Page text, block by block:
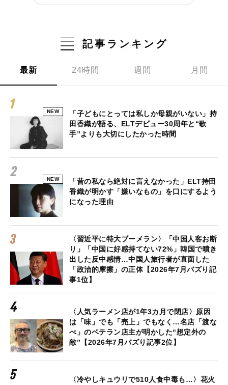
記事ランキング
最新 24時間 週間 月間
NEW
「子どもにとっては私しか母親がいない」持
田香織が語る、ELTデビュー30周年と“歌
手”よりも大切にしたかった時間
NEW
「昔の私なら絶対に言えなかった」ELT持田
香織が明かす「嫌いなもの」を口にするよう
になった理由
〈習近平に特大ブーメラン〉「中国人客お断
り」「中国に好感持てない72%」韓国で噴き
出した反中感情…中国人旅行者が直面した
「政治的摩擦」の正体【2026年7月バズり記
事1位】
〈人気ラーメン店が1年3カ月で閉店〉原因
は「味」でも「売上」でもなく…名店「渡な
べ」のベテラン店主が明かした“想定外の
敵”【2026年7月バズり記事2位】
〈冷やしキュウリで510人食中毒も…〉花火